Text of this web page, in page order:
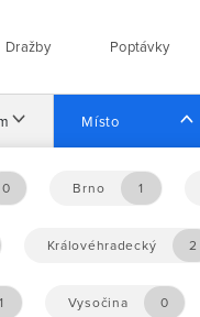
Dražby Poptávky
Místo
0 Brno 1
Královéhradecký 2
1 Vysočina 0